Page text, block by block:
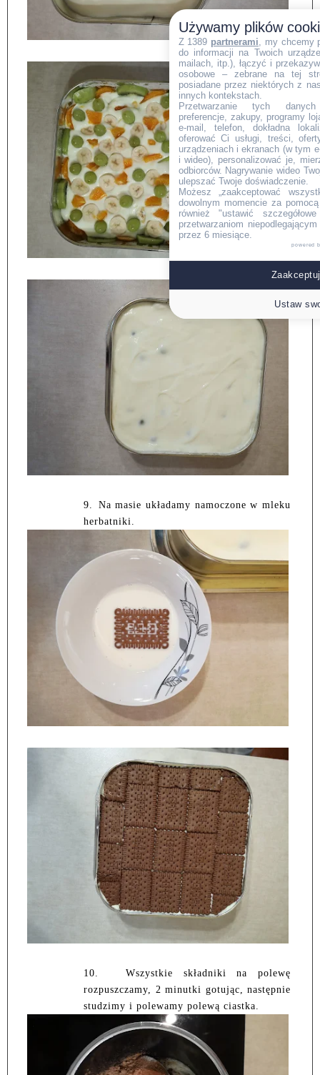
9.
Na masie układamy namoczone w mleku
herbatniki.
10.
Wszystkie składniki na polewę
rozpuszczamy, 2 minutki gotując, następnie
studzimy i polewamy polewą ciastka.
Używamy plików
Z 1389 partnerami , my chcemy
do informacji na Twoich
mailach, itp.), łączyć i
osobowe – zebrane na tej
posiadane przez niektórych z
innych kontekstach.
Przetwarzanie tych danych
preferencje, zakupy, programy
e-mail, telefon, dokładna
oferować Ci usługi, treści,
urządzeniach i ekranach (w tym
i wideo), personalizować je,
odbiorców. Nagrywanie wideo
ulepszać Twoje doświadczenie.
Możesz „zaakceptować
dowolnym momencie za
również "ustawić
przetwarzaniom
przez 6 miesiące.
powered
Ustaw